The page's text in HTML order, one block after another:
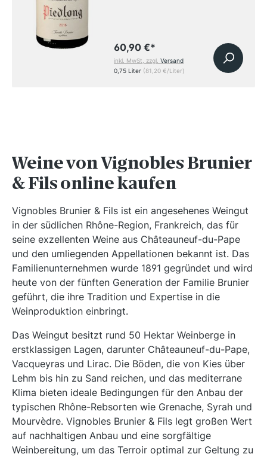
60,90 €*
inkl. MwSt, zzgl.Versand
0,75 Liter (81,20 €/Liter)
Weine von Vignobles Brunier
& Fils online kaufen
Vignobles Brunier & Fils ist ein angesehenes Weingut
in der südlichen Rhône-Region, Frankreich, das für
seine exzellenten Weine aus Châteauneuf-du-Pape
und den umliegenden Appellationen bekannt ist. Das
Familienunternehmen wurde 1891 gegründet und wird
heute von der fünften Generation der Familie Brunier
geführt, die ihre Tradition und Expertise in die
Weinproduktion einbringt.
Das Weingut besitzt rund 50 Hektar Weinberge in
erstklassigen Lagen, darunter Châteauneuf-du-Pape,
Vacqueyras und Lirac. Die Böden, die von Kies über
Lehm bis hin zu Sand reichen, und das mediterrane
Klima bieten ideale Bedingungen für den Anbau der
typischen Rhône-Rebsorten wie Grenache, Syrah und
Mourvèdre. Vignobles Brunier & Fils legt großen Wert
auf nachhaltigen Anbau und eine sorgfältige
Weinbereitung, um das Terroir optimal zur Geltung zu